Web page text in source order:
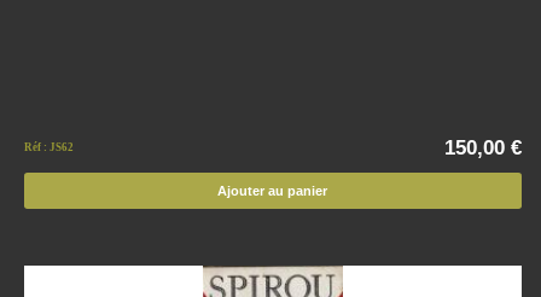
Réf : JS62 150,00 €
Ajouter au panier